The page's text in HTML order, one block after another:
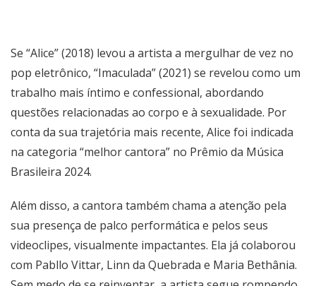
Se “Alice” (2018) levou a artista a mergulhar de vez no
pop eletrônico, “Imaculada” (2021) se revelou como um
trabalho mais íntimo e confessional, abordando
questões relacionadas ao corpo e à sexualidade. Por
conta da sua trajetória mais recente, Alice foi indicada
na categoria “melhor cantora” no Prêmio da Música
Brasileira 2024.
Além disso, a cantora também chama a atenção pela
sua presença de palco performática e pelos seus
videoclipes, visualmente impactantes. Ela já colaborou
com Pabllo Vittar, Linn da Quebrada e Maria Bethânia.